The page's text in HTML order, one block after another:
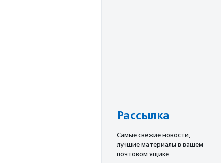
Рассылка
Cамые свежие новости,
лучшие материалы в вашем
почтовом ящике